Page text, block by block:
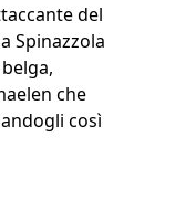
del
Spinazzola
che
così